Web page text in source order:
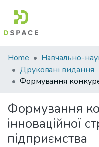
Communities
&
Collections
Statistics
Home
Друковані видання
Формування
інноваційної
підприємства